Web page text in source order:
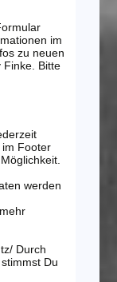
im
zu neuen
Finke. Bitte
Footer
werden
Durch
Du